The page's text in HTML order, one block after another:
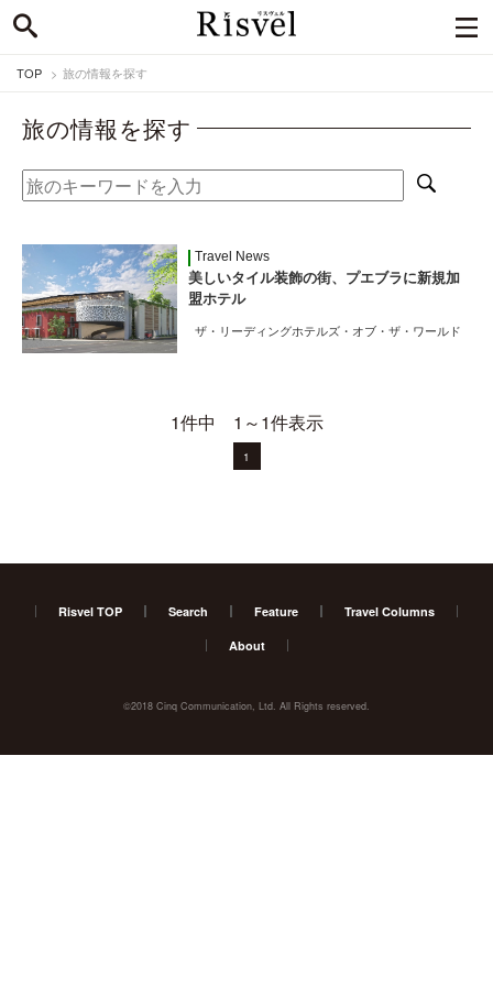
TOP 旅の情報を探す
旅の情報を探す
Travel News
美しいタイル装飾の街、プエブラに新規加
盟ホテル
ザ・リーディングホテルズ・オブ・ザ・ワールド
1件中 1～1件表示
1
Risvel TOP Search Feature Travel Columns
About
©2018 Cinq Communication, Ltd. All Rights reserved.